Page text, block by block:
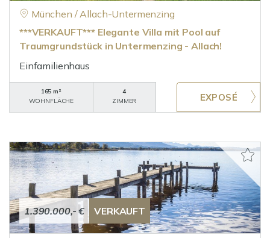
München / Allach-Untermenzing
***VERKAUFT*** Elegante Villa mit Pool auf
Traumgrundstück in Untermenzing - Allach!
Einfamilienhaus
165 m²
WOHNFLÄCHE
4
ZIMMER
1.390.000,- € VERKAUFT